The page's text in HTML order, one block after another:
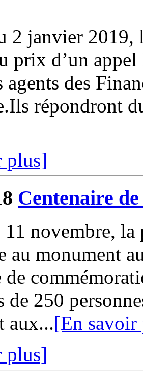
2 janvier 2019,
prix d’un
des
répondront
plus]
Centenaire
novembre, la
au monument
de
de 250
aux...[En savoir
plus]